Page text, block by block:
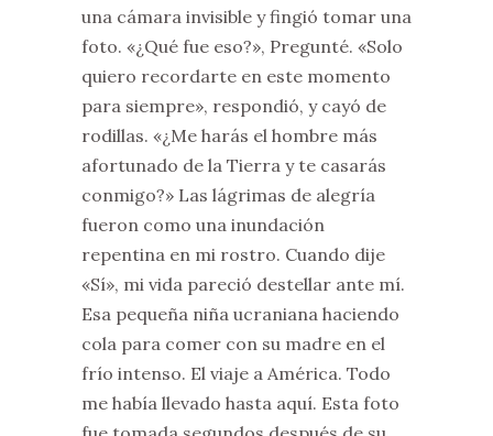
una cámara invisible y fingió tomar una
foto. «¿Qué fue eso?», Pregunté. «Solo
quiero recordarte en este momento
para siempre», respondió, y cayó de
rodillas. «¿Me harás el hombre más
afortunado de la Tierra y te casarás
conmigo?» Las lágrimas de alegría
fueron como una inundación
repentina en mi rostro. Cuando dije
«Sí», mi vida pareció destellar ante mí.
Esa pequeña niña ucraniana haciendo
cola para comer con su madre en el
frío intenso. El viaje a América. Todo
me había llevado hasta aquí. Esta foto